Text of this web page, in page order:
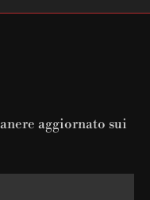
aggiornato sui